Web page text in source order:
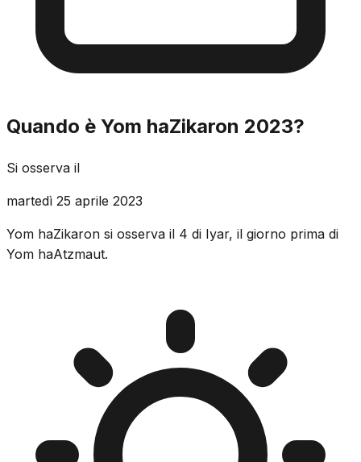
Quando è Yom haZikaron 2023?
Si osserva il
martedì 25 aprile 2023
Yom haZikaron si osserva il 4 di Iyar, il giorno prima di
Yom haAtzmaut.